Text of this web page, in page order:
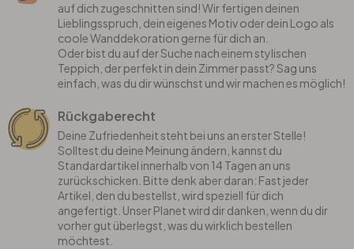
auf dich zugeschnitten sind! Wir fertigen deinen
Lieblingsspruch, dein eigenes Motiv oder dein Logo als
coole Wanddekoration gerne für dich an.
Oder bist du auf der Suche nach einem stylischen
Teppich, der perfekt in dein Zimmer passt? Sag uns
einfach, was du dir wünschst und wir machen es möglich!
Rückgaberecht
Deine Zufriedenheit steht bei uns an erster Stelle!
Solltest du deine Meinung ändern, kannst du
Standardartikel innerhalb von 14 Tagen an uns
zurückschicken. Bitte denk aber daran: Fast jeder
Artikel, den du bestellst, wird speziell für dich
angefertigt. Unser Planet wird dir danken, wenn du dir
vorher gut überlegst, was du wirklich bestellen
möchtest.